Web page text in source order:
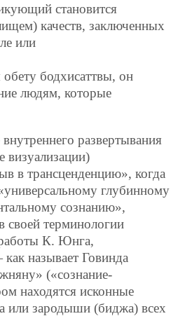
становится
качеств, заключенных
или
бодхисаттвы, он
людям, которые
развертывания
визуализации)
в трансценденцию», когда
глубинному
сознанию»,
терминологии
К. Юнга,
называет Говинда
(«сознание-
находятся исконные
или зародыши (биджа) всех